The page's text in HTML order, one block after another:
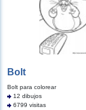
Bolt
Bolt para colorear
12 dibujos
6799 visitas